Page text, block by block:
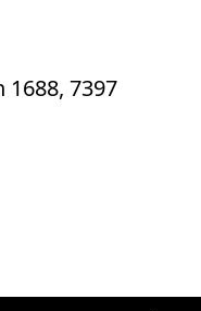
7397